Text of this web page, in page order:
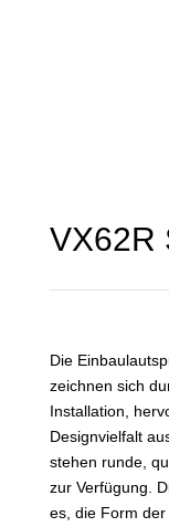
VX62R
Die
zeichnen sich
Installation,
Designvielfalt
stehen runde,
zur Verfügung.
es, die Form